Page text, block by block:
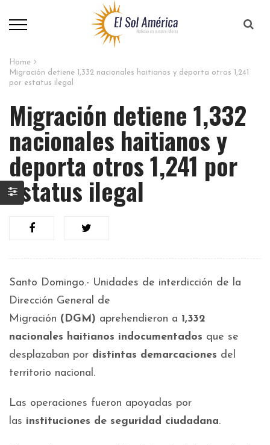
Home
Migración detiene 1,332 nacionales haitianos y deporta otros 1,241
por estatus ilegal
Migración detiene 1,332
nacionales haitianos y
deporta otros 1,241 por
estatus ilegal
Santo Domingo.- Unidades de interdicción de la
Dirección General de
Migración (DGM) aprehendieron a 1,332
nacionales haitianos indocumentados que se
desplazaban por distintas demarcaciones del
territorio nacional.
Las operaciones fueron apoyadas por
las instituciones de seguridad ciudadana.